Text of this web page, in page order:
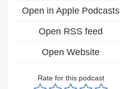
Open in Apple Podcasts
Open RSS feed
Open Website
Rate for this podcast